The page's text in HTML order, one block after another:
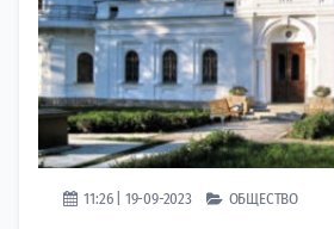
11:26 | 19-09-2023 ОБЩЕСТВО